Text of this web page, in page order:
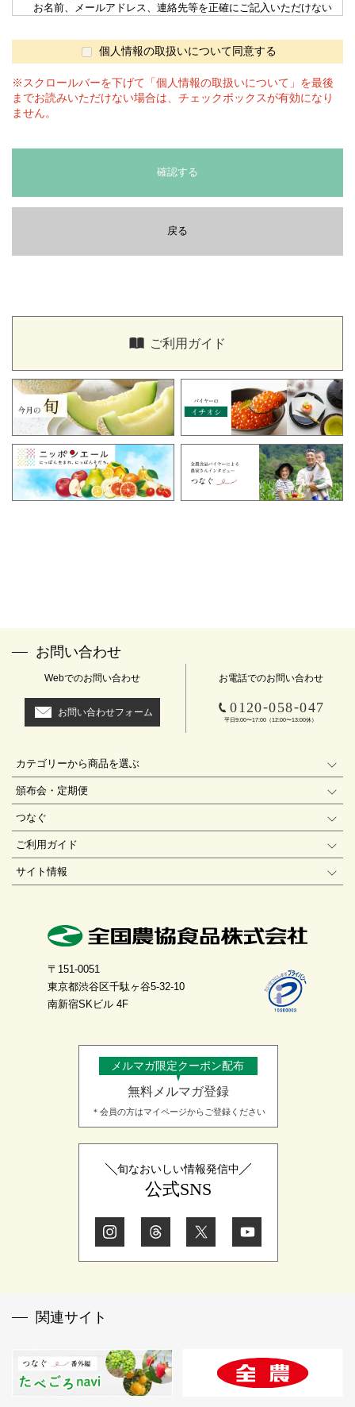
お名前、メールアドレス、連絡先等を正確にご記入いただけない
当サイトでは、第三者に提供することはありません。
5. 個人情報の委託
上記3.の利用目的を達成するため、委託する場合があります。委
託先とは「情報漏洩防止に関する契約書」を交わし、委託する個人
情報の安全管理が図られるよう、委託先に対する必要、かつ、適切
な監督を行ないます。
当社では取得した個人情報について、本人または代理人からの利
用目的の通知、開示、訂正、追加又は削除、利用の停止、消去及び
第三者への提供の停止の求めに応じます。
合せください。
当サイトでは利用者様の識別やサイトの利便性向上のために
もしくは「全農食品オンラインショップ窓口」にご連絡
「全農食品オンラインショップ窓口」
TEL：0120-058-047
FAX：03-3350-2153
メールアドレス：info@zfc-shop.jp
※受付時間：午前9時～午後5時 土・日・祝日・年末年始(12
月29日～1月4日)は休業とさせていただきます。
※当社は下記の認定個人情報保護団体の対象事業者となっていま
す。
個人情報の取扱いについて同意する
※スクロールバーを下げて「個人情報の取扱いについて」を最後
までお読みいただけない場合は、チェックボックスが有効になり
ません。
確認する
戻る
ご利用ガイド
お問い合わせ
Webでのお問い合わせ
お問い合わせフォーム
お電話でのお問い合わせ
0120-058-047
平日9:00〜17:00（12:00〜13:00休）
カテゴリーから商品を選ぶ
頒布会・定期便
つなぐ
ご利用ガイド
サイト情報
〒151-0051
東京都渋谷区千駄ヶ谷5-32-10
南新宿SKビル 4F
メルマガ限定クーポン配布
無料メルマガ登録
＊会員の方はマイページからご登録ください
旬なおいしい情報発信中
公式SNS
関連サイト